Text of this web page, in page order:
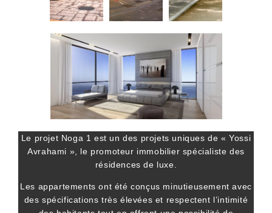
Le projet Noga 1 est un des projets uniques de « Yossi
Avrahami », le promoteur immobilier spécialiste des
résidences de luxe.
Les appartements ont été conçus minutieusement avec
des spécifications très élevées et respectent l’intimité